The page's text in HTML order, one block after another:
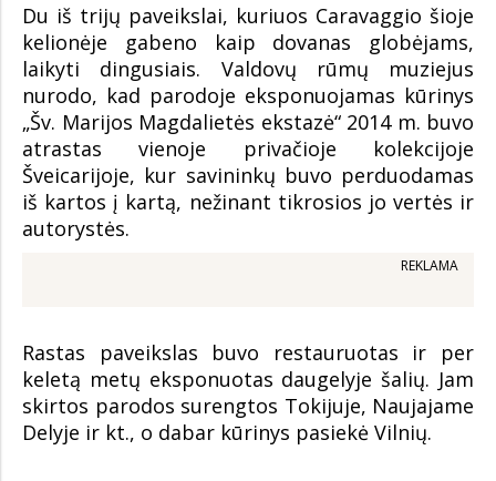
Du iš trijų paveikslai, kuriuos Caravaggio šioje
kelionėje gabeno kaip dovanas globėjams,
laikyti dingusiais. Valdovų rūmų muziejus
nurodo, kad parodoje eksponuojamas kūrinys
„Šv. Marijos Magdalietės ekstazė“ 2014 m. buvo
atrastas vienoje privačioje kolekcijoje
Šveicarijoje, kur savininkų buvo perduodamas
iš kartos į kartą, nežinant tikrosios jo vertės ir
autorystės.
REKLAMA
Rastas paveikslas buvo restauruotas ir per
keletą metų eksponuotas daugelyje šalių. Jam
skirtos parodos surengtos Tokijuje, Naujajame
Delyje ir kt., o dabar kūrinys pasiekė Vilnių.